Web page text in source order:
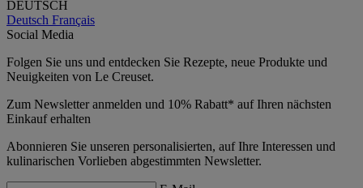
DEUTSCH
Deutsch Français
Social Media
Folgen Sie uns und entdecken Sie Rezepte, neue Produkte und
Neuigkeiten von Le Creuset.
Zum Newsletter anmelden und 10% Rabatt* auf Ihren nächsten
Einkauf erhalten
Abonnieren Sie unseren personalisierten, auf Ihre Interessen und
kulinarischen Vorlieben abgestimmten Newsletter.